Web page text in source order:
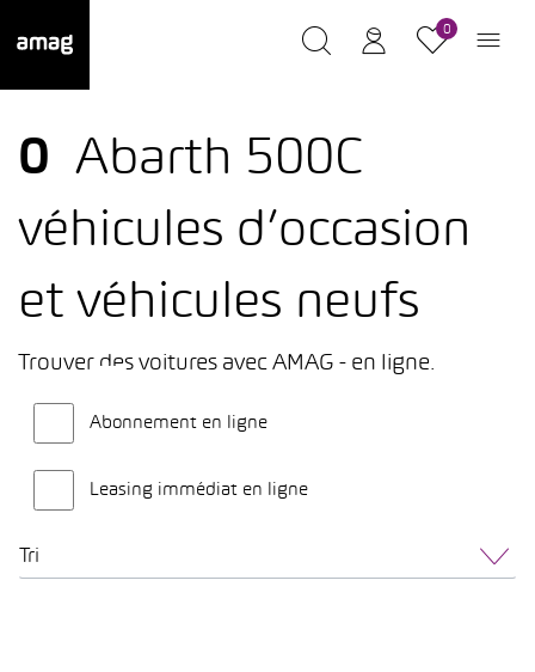
0
0 Abarth 500C
véhicules d’occasion
et véhicules neufs
Trouver des voitures avec AMAG - en ligne.
Abonnement en ligne
Leasing immédiat en ligne
Tri